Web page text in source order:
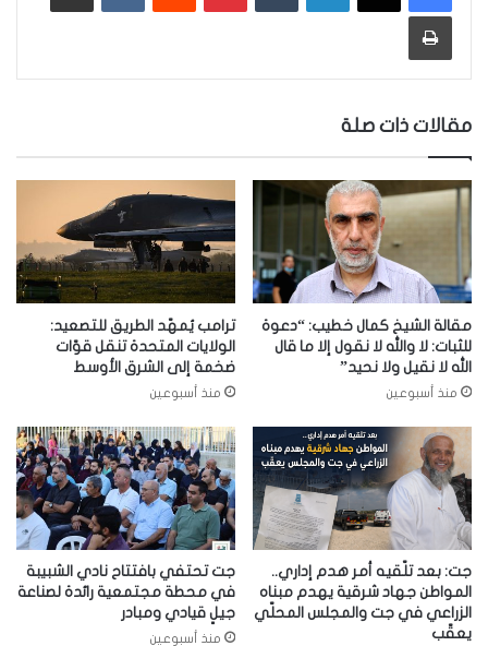
طباعة
مقالات ذات صلة
مقالة الشيخ كمال خطيب: “دعوة
للثبات: لا والله لا نقول إلا ما قال
الله لا نقيل ولا نحيد”
منذ أسبوعين
ترامب يُمهّد الطريق للتصعيد:
الولايات المتحدة تنقل قوّات
ضخمة إلى الشرق الأوسط
منذ أسبوعين
جت: بعد تلّقيه أمر هدم إداري..
المواطن جهاد شرقية يهدم مبناه
الزراعي في جت والمجلس المحلّي
يعقّب
جت تحتفي بافتتاح نادي الشبيبة
في محطة مجتمعية رائدة لصناعة
جيلٍ قيادي ومبادر
منذ أسبوعين